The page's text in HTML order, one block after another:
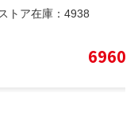
トア在庫： 4938
6960